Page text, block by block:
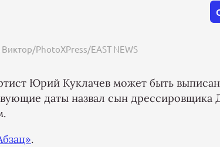
PhotoXPress/EAST NEWS
Юрий Куклачев может быть
даты назвал сын дрессировщика
.